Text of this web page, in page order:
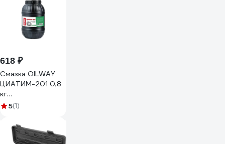
УХз16 YKKsm50m-
4g-Z(2,5)IP
618 ₽
Смазка OILWAY
ЦИАТИМ-201 0,8
кг
4670030176592
5(1)